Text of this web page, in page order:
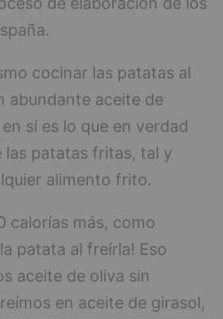
cocinar las patatas al
abundante aceite de
sí es lo que en verdad
las patatas fritas, tal y
alimento frito.
calorías más, como
patata al freírla! Eso
aceite de oliva sin
en aceite de girasol,